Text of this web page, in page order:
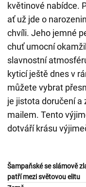
květinové nabídce.
ať už jde o
chvíli. Jeho jemné
chuť umocní
slavnostní
kyticí ještě dnes v
můžete vybrat
je jistota doručení a
mailem. Tento
dotváří krásu
Šampaňské se slámově
patří mezi světovou elitu